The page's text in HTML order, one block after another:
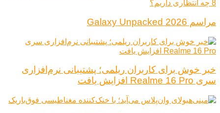
مراسم Galaxy Unpacked 2026
خبر خوش برای کاربران ریلمی؛ پشتیبانی نرم‌افزاری
سری Realme 16 Pro افزایش یافت